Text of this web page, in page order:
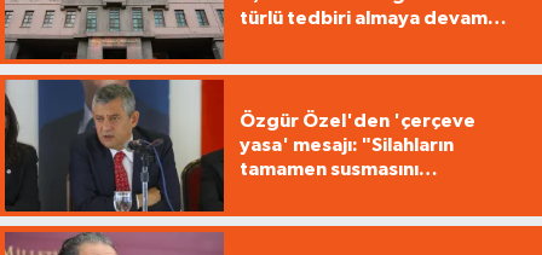
türlü tedbiri almaya devam
Özgür Özel'den 'çerçeve
yasa' mesajı: "Silahların
tamamen susmasını